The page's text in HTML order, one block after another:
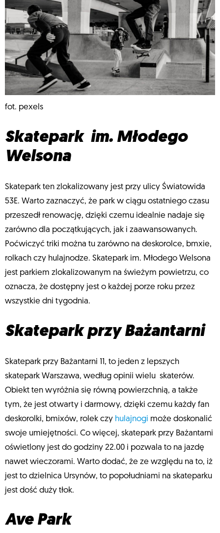
fot. pexels
Skatepark im. Młodego
Welsona
Skatepark ten zlokalizowany jest przy ulicy Światowida
53E. Warto zaznaczyć, że park w ciągu ostatniego czasu
przeszedł renowację, dzięki czemu idealnie nadaje się
zarówno dla początkujących, jak i zaawansowanych.
Poćwiczyć triki można tu zarówno na deskorolce, bmxie,
rolkach czy hulajnodze. Skatepark im. Młodego Welsona
jest parkiem zlokalizowanym na świeżym powietrzu, co
oznacza, że dostępny jest o każdej porze roku przez
wszystkie dni tygodnia.
Skatepark przy Bażantarni
Skatepark przy Bażantarni 11, to jeden z lepszych
skatepark Warszawa, według opinii wielu skaterów.
Obiekt ten wyróżnia się równą powierzchnią, a także
tym, że jest otwarty i darmowy, dzięki czemu każdy fan
deskorolki, bmixów, rolek czy hulajnogi może doskonalić
swoje umiejętności. Co więcej, skatepark przy Bażantarni
oświetlony jest do godziny 22.00 i pozwala to na jazdę
nawet wieczorami. Warto dodać, że ze względu na to, iż
jest to dzielnica Ursynów, to popołudniami na skateparku
jest dość duży tłok.
Ave Park